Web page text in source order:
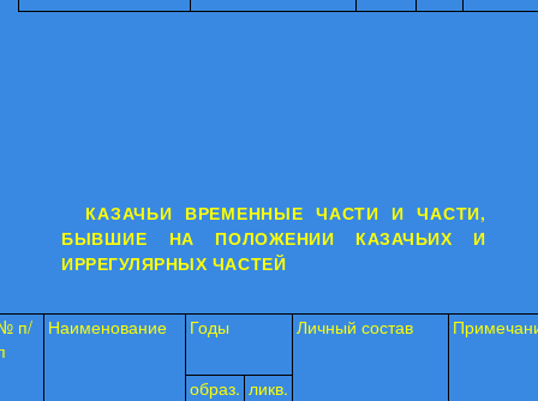
КАЗАЧЬИ ВРЕМЕННЫЕ ЧАСТИ И ЧАСТИ,
БЫВШИЕ НА ПОЛОЖЕНИИ КАЗАЧЬИХ И
ИРРЕГУЛЯРНЫХ ЧАСТЕЙ
п/
Наименование Годы Личный состав
образ. ликв.